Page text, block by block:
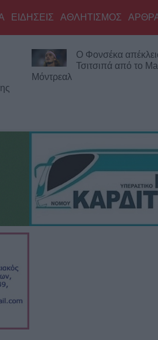
ΕΙΔΗΣΕΙΣ ΑΘΛΗΤΙΣΜΟΣ
Ο Φονσέκα απέκλεισε τον
Τσιτσιπά από το Masters
Μόντρεαλ